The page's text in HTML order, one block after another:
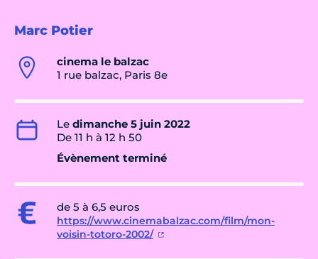
Marc Potier
cinema le balzac
1 rue balzac, Paris 8e
Le dimanche 5 juin 2022
De 11 h à 12 h 50
Évènement terminé
de 5 à 6,5 euros
https://www.cinemabalzac.com/film/mon-
voisin-totoro-2002/